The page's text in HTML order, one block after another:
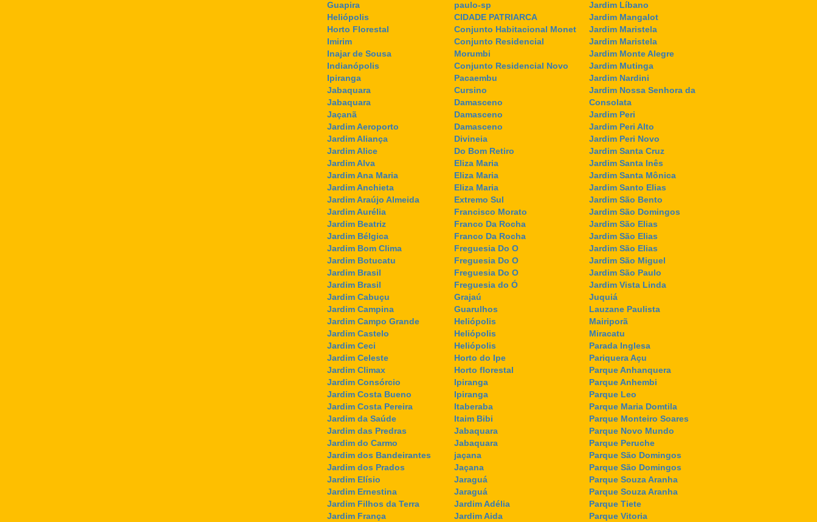
Guapira
Heliópolis
Horto Florestal
Imirim
Inajar de Sousa
Indianópolis
Ipiranga
Jabaquara
Jabaquara
Jaçanã
Jardim Aeroporto
Jardim Aliança
Jardim Alice
Jardim Alva
Jardim Ana Maria
Jardim Anchieta
Jardim Araújo Almeida
Jardim Aurélia
Jardim Beatriz
Jardim Bélgica
Jardim Bom Clima
Jardim Botucatu
Jardim Brasil
Jardim Brasil
Jardim Cabuçu
Jardim Campina
Jardim Campo Grande
Jardim Castelo
Jardim Ceci
Jardim Celeste
Jardim Climax
Jardim Consórcio
Jardim Costa Bueno
Jardim Costa Pereira
Jardim da Saúde
Jardim das Predras
Jardim do Carmo
Jardim dos Bandeirantes
Jardim dos Prados
Jardim Elísio
Jardim Ernestina
Jardim Filhos da Terra
Jardim França
paulo-sp
CIDADE PATRIARCA
Conjunto Habitacional Monet
Conjunto Residencial
Morumbi
Conjunto Residencial Novo
Pacaembu
Cursino
Damasceno
Damasceno
Damasceno
Divineia
Do Bom Retiro
Eliza Maria
Eliza Maria
Eliza Maria
Extremo Sul
Francisco Morato
Franco Da Rocha
Franco Da Rocha
Freguesia Do O
Freguesia Do O
Freguesia Do O
Freguesia do Ó
Grajaú
Guarulhos
Heliópolis
Heliópolis
Heliópolis
Horto do Ipe
Horto florestal
Ipiranga
Ipiranga
Itaberaba
Itaim Bibi
Jabaquara
Jabaquara
jaçana
Jaçana
Jaraguá
Jaraguá
Jardim Adélia
Jardim Aida
Jardim Líbano
Jardim Mangalot
Jardim Maristela
Jardim Maristela
Jardim Monte Alegre
Jardim Mutinga
Jardim Nardini
Jardim Nossa Senhora da
Consolata
Jardim Peri
Jardim Peri Alto
Jardim Peri Novo
Jardim Santa Cruz
Jardim Santa Inês
Jardim Santa Mônica
Jardim Santo Elias
Jardim São Bento
Jardim São Domingos
Jardim São Elias
Jardim São Elias
Jardim São Elias
Jardim São Miguel
Jardim São Paulo
Jardim Vista Linda
Juquiá
Lauzane Paulista
Mairiporã
Miracatu
Parada Inglesa
Pariquera Açu
Parque Anhanquera
Parque Anhembi
Parque Leo
Parque Maria Domtila
Parque Monteiro Soares
Parque Novo Mundo
Parque Peruche
Parque São Domingos
Parque São Domingos
Parque Souza Aranha
Parque Souza Aranha
Parque Tiete
Parque Vitoria